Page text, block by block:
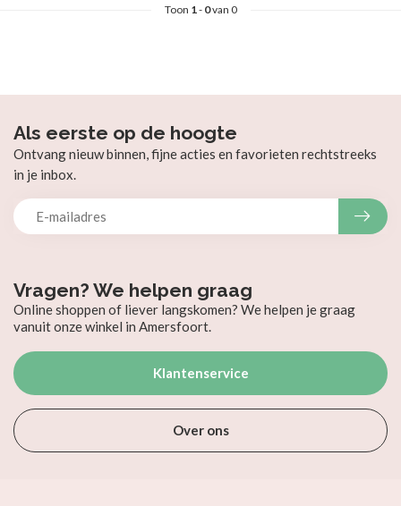
Toon 1- 0van 0
Vragen? We helpen graag
Online shoppen of liever langskomen? We helpen je graag
vanuit onze winkel in Amersfoort.
Klantenservice
Over ons
Als eerste op de hoogte
Ontvang nieuw binnen, fijne acties en favorieten rechtstreeks
in je inbox.